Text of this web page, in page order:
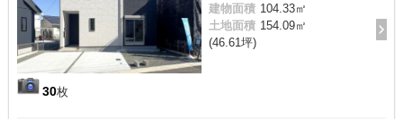
30枚
建物面積 104.33㎡
土地面積 154.09㎡
(46.61坪)